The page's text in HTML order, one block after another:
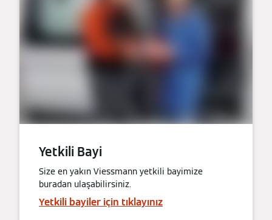
Yetkili Bayi
Size en yakın Viessmann yetkili bayimize
buradan ulaşabilirsiniz.
Yetkili bayiler için tıklayınız